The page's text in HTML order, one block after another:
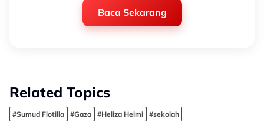
Baca Sekarang
Related Topics
#Sumud Flotilla #Gaza #Heliza Helmi #sekolah